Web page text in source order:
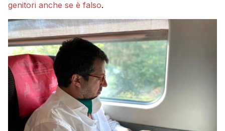
genitori anche se è falso.